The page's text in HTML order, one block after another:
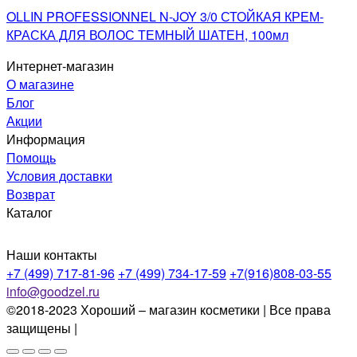
OLLIN PROFESSIONNEL N-JOY 3/0 СТОЙКАЯ КРЕМ-
КРАСКА ДЛЯ ВОЛОС ТЕМНЫЙ ШАТЕН, 100мл
Интернет-магазин
О магазине
Блог
Акции
Информация
Помощь
Условия доставки
Возврат
Каталог
Наши контакты
+7 (499) 717-81-96 +7 (499) 734-17-59 +7(916)808-03-55
info@goodzel.ru
©2018-2023 Хороший – магазин косметики | Все права
защищены |